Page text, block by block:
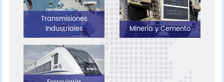
Transmisiones
Industriales
Minería y Cemento